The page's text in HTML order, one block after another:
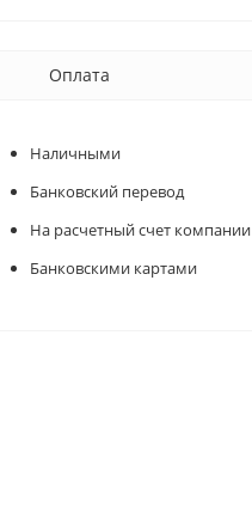
Оплата
Наличными
Банковский перевод
На расчетный счет компании
Банковскими картами